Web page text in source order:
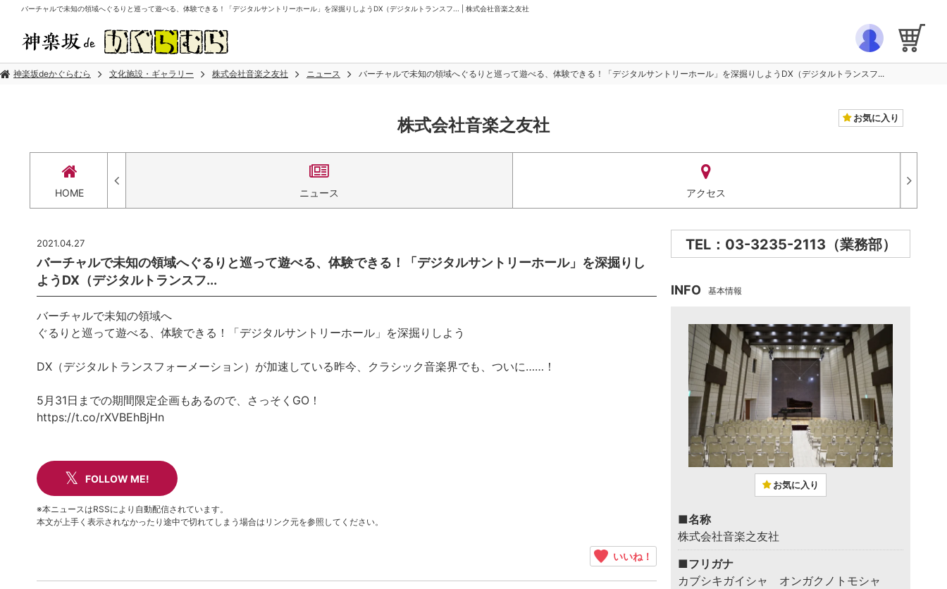
バーチャルで未知の領域へぐるりと巡って遊べる、体験できる！「デジタルサントリーホール」を深掘りしようDX（デジタルトランスフ... | 株式会社音楽之友社
神楽坂deかぐらむら 文化施設・ギャラリー 株式会社音楽之友社 ニュース バーチャルで未知の領域へぐるりと巡って遊べる、体験できる！「デジタルサントリーホール」を深掘りしようDX（デジタルトランスフ...
株式会社音楽之友社 お気に入り
HOME ニュース アクセス
2021.04.27
バーチャルで未知の領域へぐるりと巡って遊べる、体験できる！「デジタルサントリーホール」を深掘りし
ようDX（デジタルトランスフ...
バーチャルで未知の領域へ
ぐるりと巡って遊べる、体験できる！「デジタルサントリーホール」を深掘りしよう
DX（デジタルトランスフォーメーション）が加速している昨今、クラシック音楽界でも、ついに……！
5月31日までの期間限定企画もあるので、さっそくGO！
https://t.co/rXVBEhBjHn
FOLLOW ME!
※本ニュースはRSSにより自動配信されています。
本文が上手く表示されなかったり途中で切れてしまう場合はリンク元を参照してください。
いいね！
TEL：03-3235-2113（業務部）
INFO 基本情報
お気に入り
■名称
株式会社音楽之友社
■フリガナ
カブシキガイシャ オンガクノトモシャ